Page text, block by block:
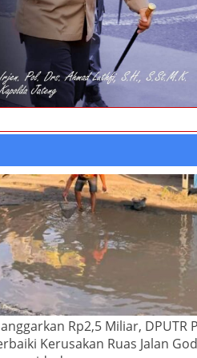
Rp2,5 Miliar, DPUTR
Kerusakan Ruas Jalan